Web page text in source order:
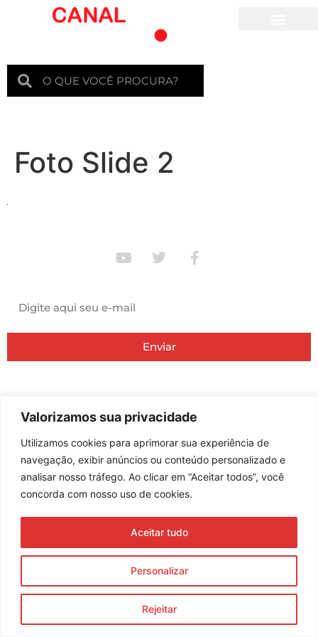
Valorizamos sua privacidade
Utilizamos cookies para aprimorar sua experiência de
navegação, exibir anúncios ou conteúdo personalizado e
analisar nosso tráfego. Ao clicar em “Aceitar todos”, você
concorda com nosso uso de cookies.
Personalizar
Rejeitar
Aceitar tudo
Foto Slide 2
Enviar